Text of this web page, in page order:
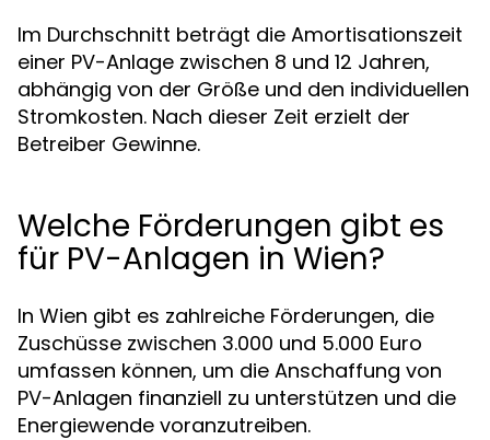
Im Durchschnitt beträgt die Amortisationszeit
einer PV-Anlage zwischen 8 und 12 Jahren,
abhängig von der Größe und den individuellen
Stromkosten. Nach dieser Zeit erzielt der
Betreiber Gewinne.
Welche Förderungen gibt es
für PV-Anlagen in Wien?
In Wien gibt es zahlreiche Förderungen, die
Zuschüsse zwischen 3.000 und 5.000 Euro
umfassen können, um die Anschaffung von
PV-Anlagen finanziell zu unterstützen und die
Energiewende voranzutreiben.